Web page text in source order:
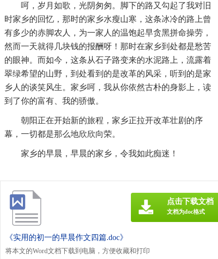
呵，岁月如歌，光阴匆匆。脚下的路又勾起了我对旧
时家乡的回忆，那时的家乡水瘦山寒，这条冰冷的路上曾
有多少的赤脚农人，为一家人的温饱起早贪黑拼命操劳，
然而一天就得几块钱的报酬呀！那时在家乡到处都是愁苦
的眼神。而如今，这条从石子路变来的水泥路上，流露着
翠绿希望的山野，到处看到的是改革的风采，听到的是家
乡人的谈笑风生。家乡呵，我从你依然古朴的身影上，读
到了你的富有、我的骄傲。
朝阳正在开始新的旅程，家乡正拉开改革壮剧的序
幕，一切都是那么地欣欣向荣。
家乡的早晨，早晨的家乡，令我如此痴迷！
《实用的初一的早晨作文四篇.doc》
将本文的Word文档下载到电脑，方便收藏和打印
点击下载文档
文档为doc格式